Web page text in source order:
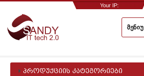
Your IP:
მენიუ
პროდუქციის კატეგორიები